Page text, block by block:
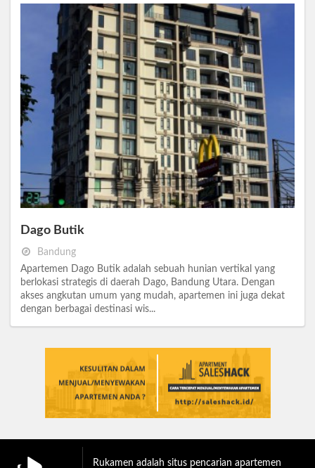
Dago Butik
Bandung
Apartemen Dago Butik adalah sebuah hunian vertikal yang
berlokasi strategis di daerah Dago, Bandung Utara. Dengan
akses angkutan umum yang mudah, apartemen ini juga dekat
dengan berbagai destinasi wis...
Rukamen adalah situs pencarian apartemen